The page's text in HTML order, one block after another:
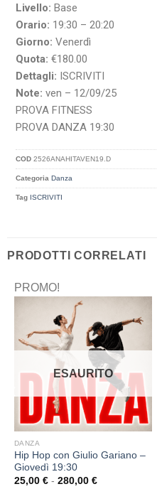
Livello: Base
Orario: 19:30 – 20:20
Giorno: Venerdì
Quota: €180.00
Dettagli: ISCRIVITI
Note: ven – 12/09/25
PROVA FITNESS
PROVA DANZA 19:30
COD2526ANAHITAVEN19.D
Categoria Danza
Tag ISCRIVITI
PRODOTTI CORRELATI
PROMO!
ESAURITO
DANZA
Hip Hop con Giulio Gariano –
Giovedì 19:30
25,00 € - 280,00 €